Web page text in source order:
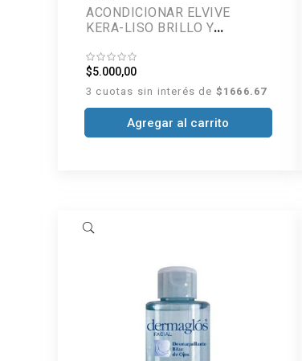
ACONDICIONAR ELVIVE
KERA-LISO BRILLO Y
$5.000,00
3 cuotas sin interés de $1666.67
Agregar al carrito